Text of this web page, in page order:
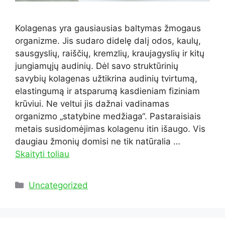
Kolagenas yra gausiausias baltymas žmogaus
organizme. Jis sudaro didelę dalį odos, kaulų,
sausgyslių, raiščių, kremzlių, kraujagyslių ir kitų
jungiamųjų audinių. Dėl savo struktūrinių
savybių kolagenas užtikrina audinių tvirtumą,
elastingumą ir atsparumą kasdieniam fiziniam
krūviui. Ne veltui jis dažnai vadinamas
organizmo „statybine medžiaga“. Pastaraisiais
metais susidomėjimas kolagenu itin išaugo. Vis
daugiau žmonių domisi ne tik natūralia …
Skaityti toliau
Kategorijos
Uncategorized